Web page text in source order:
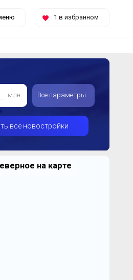
1 в избранном
млн. Все параметры
все новостройки
на карте